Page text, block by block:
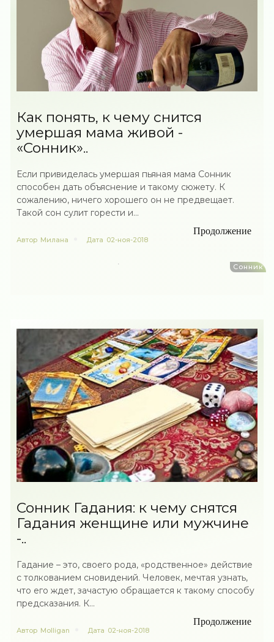
Как понять, к чему снится
умершая мама живой -
«Сонник»..
Если привиделась умершая пьяная мама Сонник
способен дать объяснение и такому сюжету. К
сожалению, ничего хорошего он не предвещает.
Такой сон сулит горести и...
Продолжение
Автор Милана Дата 02-ноя-2018
Сонник
Сонник Гадания: к чему снятся
Гадания женщине или мужчине
-..
Гадание – это, своего рода, «родственное» действие
с толкованием сновидений. Человек, мечтая узнать,
что его ждет, зачастую обращается к такому способу
предсказания. К...
Продолжение
Автор Molligan Дата 02-ноя-2018